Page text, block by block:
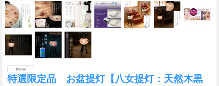
特選限定品 お盆提灯【八女提灯：天然木黒